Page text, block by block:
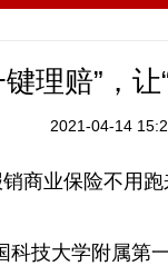
理赔”，
2021-04-14
商业保险不用
科技大学附属